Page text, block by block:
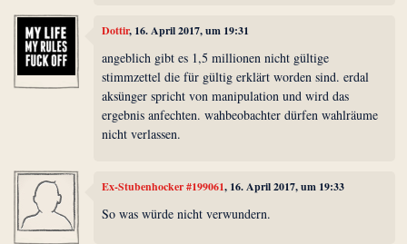
Dottir, 16. April 2017, um 19:31
angeblich gibt es 1,5 millionen nicht gültige
stimmzettel die für gültig erklärt worden sind. erdal
aksünger spricht von manipulation und wird das
ergebnis anfechten. wahbeobachter dürfen wahlräume
nicht verlassen.
Ex-Stubenhocker #199061, 16. April 2017, um 19:33
So was würde nicht verwundern.